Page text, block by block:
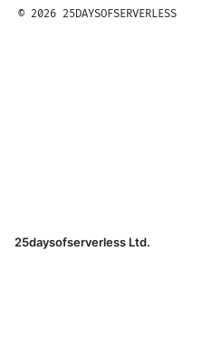
© 2026 25DAYSOFSERVERLESS
25daysofserverless Ltd.